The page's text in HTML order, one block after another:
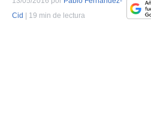
Cid
| 19 min de lectura